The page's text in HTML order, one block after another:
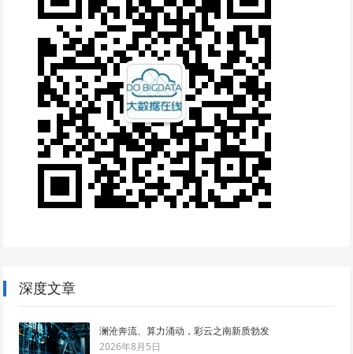
深度文章
澜沧奔流、算力涌动，彩云之南新质勃发
2026年8月5日